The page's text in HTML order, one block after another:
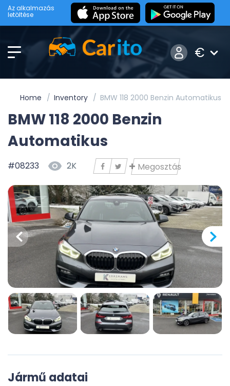
Az alkalmazás
letöltése
€
Home Inventory BMW 118 2000 Benzin Automatikus
BMW 118 2000 Benzin
Automatikus
#08233 2K Megosztás
Jármű adatai